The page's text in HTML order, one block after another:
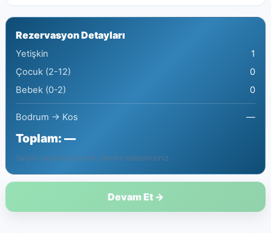
Rezervasyon Detayları
Yetişkin
1
Çocuk (2-12)
0
Bebek (0-2)
0
Bodrum → Kos —
Toplam: —
Seçim yaptıktan sonra devam edebilirsiniz.
Devam Et →